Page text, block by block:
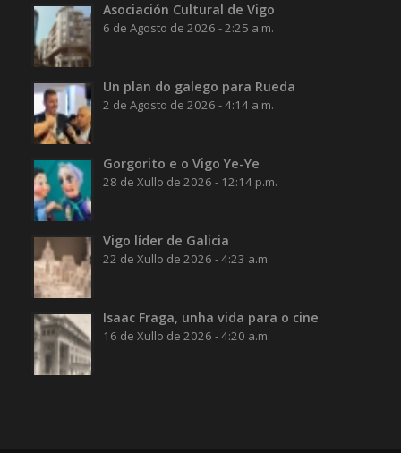
Asociación Cultural de Vigo
6 de Agosto de 2026 - 2:25 a.m.
Un plan do galego para Rueda
2 de Agosto de 2026 - 4:14 a.m.
Gorgorito e o Vigo Ye-Ye
28 de Xullo de 2026 - 12:14 p.m.
Vigo líder de Galicia
22 de Xullo de 2026 - 4:23 a.m.
Isaac Fraga, unha vida para o cine
16 de Xullo de 2026 - 4:20 a.m.